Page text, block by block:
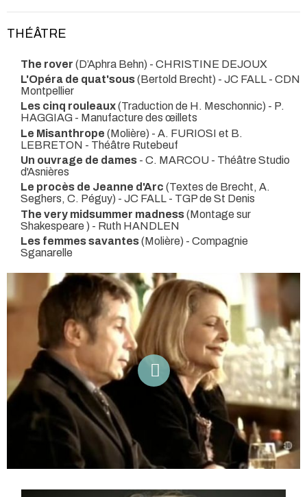
THÉÂTRE
The rover (D’Aphra Behn) - CHRISTINE DEJOUX
L'Opéra de quat'sous(Bertold Brecht) - JC FALL - CDN
Montpellier
Les cinq rouleaux(Traduction de H. Meschonnic) - P.
HAGGIAG - Manufacture des œillets
Le Misanthrope (Molière) - A. FURIOSI et B.
LEBRETON - Théâtre Rutebeuf
Un ouvrage de dames - C. MARCOU - Théâtre Studio
d'Asnières
Le procès de Jeanne d'Arc (Textes de Brecht, A.
Seghers, C. Péguy) - JC FALL - TGP de St Denis
The very midsummer madness(Montage sur
Shakespeare ) - Ruth HANDLEN
Les femmes savantes(Molière) - Compagnie
Sganarelle